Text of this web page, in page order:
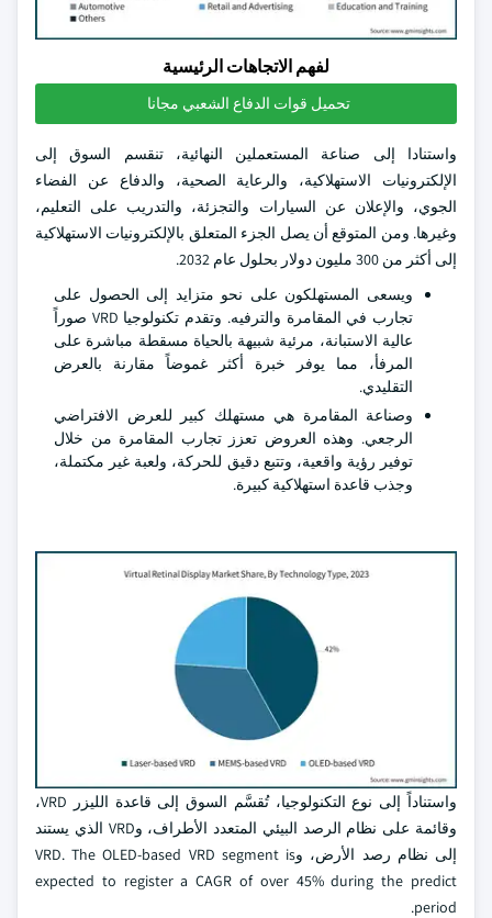
لفهم الاتجاهات الرئيسية
تحميل قوات الدفاع الشعبي مجانا
واستنادا إلى صناعة المستعملين النهائية، تنقسم السوق إلى
الإلكترونيات الاستهلاكية، والرعاية الصحية، والدفاع عن الفضاء
الجوي، والإعلان عن السيارات والتجزئة، والتدريب على التعليم،
وغيرها. ومن المتوقع أن يصل الجزء المتعلق بالإلكترونيات الاستهلاكية
إلى أكثر من 300 مليون دولار بحلول عام 2032.
ويسعى المستهلكون على نحو متزايد إلى الحصول على
تجارب في المقامرة والترفيه. وتقدم تكنولوجيا VRD صوراً
عالية الاستبانة، مرئية شبيهة بالحياة مسقطة مباشرة على
المرفأ، مما يوفر خبرة أكثر غموضاً مقارنة بالعرض
التقليدي.
وصناعة المقامرة هي مستهلك كبير للعرض الافتراضي
الرجعي. وهذه العروض تعزز تجارب المقامرة من خلال
توفير رؤية واقعية، وتتبع دقيق للحركة، ولعبة غير مكتملة،
وجذب قاعدة استهلاكية كبيرة.
واستناداً إلى نوع التكنولوجيا، تُقسَّم السوق إلى قاعدة الليزر VRD،
وقائمة على نظام الرصد البيئي المتعدد الأطراف، وVRD الذي يستند
إلى نظام رصد الأرض، وVRD. The OLED-based VRD segment is
expected to register a CAGR of over 45% during the predict
period.